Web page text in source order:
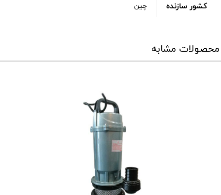
کشور سازنده چین
محصولات مشابه